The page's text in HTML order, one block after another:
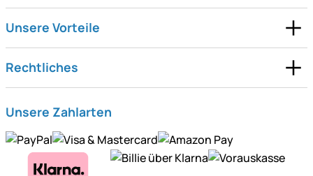
Unsere Vorteile
Rechtliches
Unsere Zahlarten